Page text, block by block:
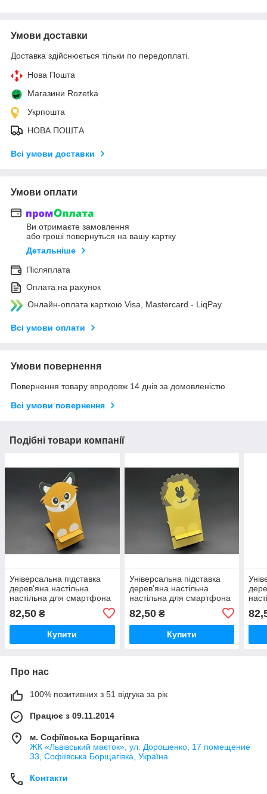
Умови доставки
Доставка здійснюється тільки по передоплаті.
Нова Пошта
Магазини Rozetka
Укрпошта
НОВА ПОШТА
Всі умови доставки
Умови оплати
Ви отримаєте замовлення
або гроші повернуться на вашу картку
Детальніше
Післяплата
Оплата на рахунок
Онлайн-оплата карткою Visa, Mastercard - LiqPay
Всі умови оплати
Умови повернення
Повернення товару впродовж 14 днів за домовленістю
Всі умови повернення
Подібні товари компанії
Універсальна підставка
дерев'яна настільна
настільна для смартфона
Універсальна підставка
дерев'яна настільна
82,50 ₴
Купити
Універсальна підставка
дерев'яна настільна
настільна для смартфона
Універсальна підставка
дерев'яна настільна
82,50₴
Купити
Про нас
100% позитивних з 51 відгука за рік
Працює з 09.11.2014
м. Софіївська Борщагівка
ЖК «Львівський маєток», ул. Дорошенко, 17 помещение
33, Софіївська Борщагівка, Україна
Контакти